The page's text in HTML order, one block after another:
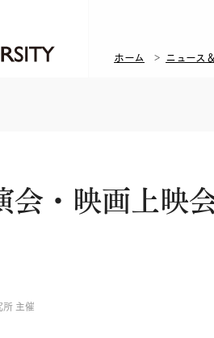
ホーム ニュース
会・映画上映
主催